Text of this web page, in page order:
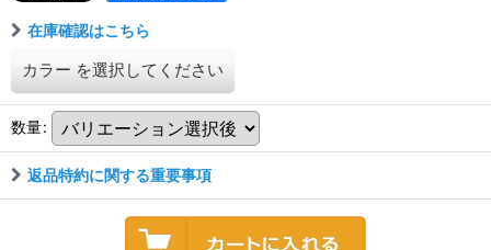
在庫確認はこちら
カラー を選択してください
数量:
返品特約に関する重要事項